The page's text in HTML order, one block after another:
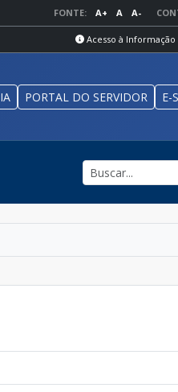
FONTE: A+ A A-
Acesso à Informação
PORTAL DO SERVIDOR E-